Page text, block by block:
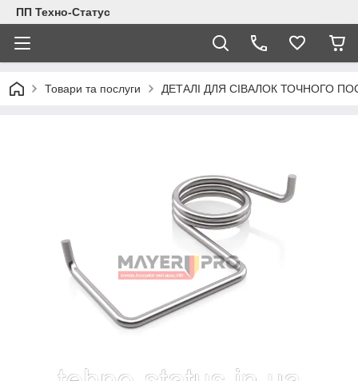
ПП Техно-Статус
Товари та послуги ДЕТАЛІ ДЛЯ СІВАЛОК ТОЧНОГО